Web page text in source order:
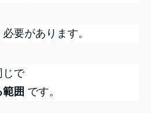
要があります。
じで
囲 です。